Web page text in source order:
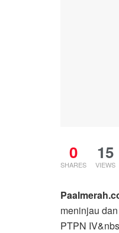
0
SHARES
15
VIEWS
meninjau
PTPN